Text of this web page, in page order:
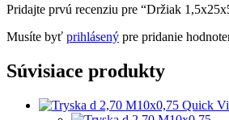
Pridajte prvú recenziu pre “Držiak
Musíte byť prihlásený pre pridanie
Súvisiace produkty
Quick